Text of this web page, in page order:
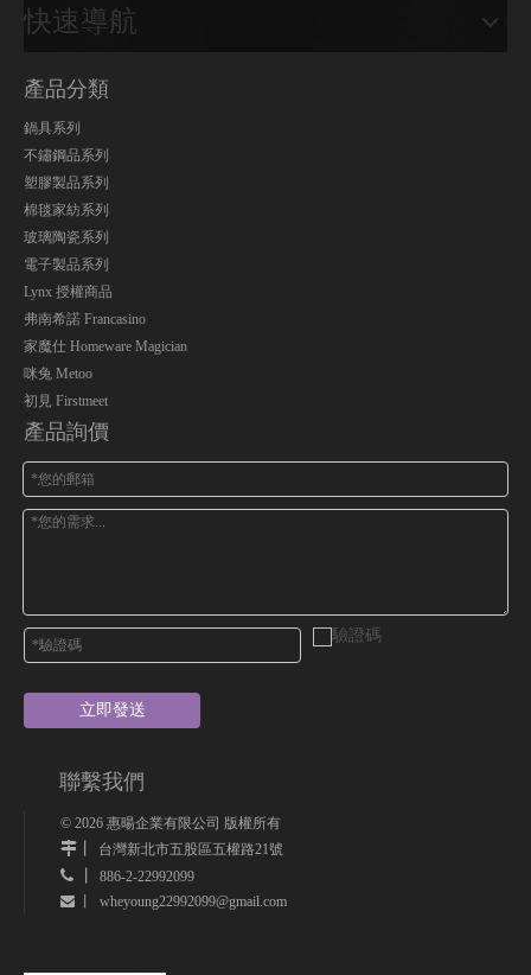
快速導航
產品分類
鍋具系列
不鏽鋼品系列
塑膠製品系列
棉毯家紡系列
玻璃陶瓷系列
電子製品系列
Lynx 授權商品
弗南希諾 Francasino
家魔仕 Homeware Magician
咪兔 Metoo
初見 Firstmeet
產品詢價
立即發送
聯繫我們
© 2026 惠暘企業有限公司 版權所有
丨 台灣新北市五股區五權路21號
 丨 886-2-22992099
 丨 wheyoung22992099@gmail.com